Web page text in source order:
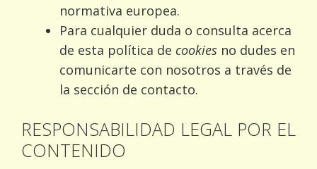
normativa europea.
Para cualquier duda o consulta acerca
de esta política de cookies no dudes en
comunicarte con nosotros a través de
la sección de contacto.
RESPONSABILIDAD LEGAL POR EL
CONTENIDO